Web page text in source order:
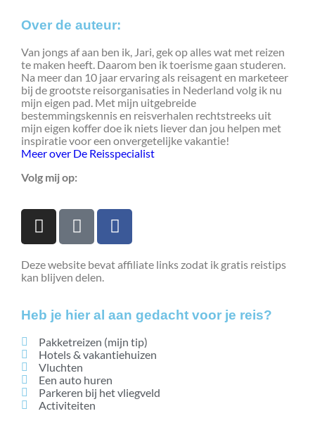
Over de auteur:
Van jongs af aan ben ik, Jari, gek op alles wat met reizen
te maken heeft. Daarom ben ik toerisme gaan studeren.
Na meer dan 10 jaar ervaring als reisagent en marketeer
bij de grootste reisorganisaties in Nederland volg ik nu
mijn eigen pad. Met mijn uitgebreide
bestemmingskennis en reisverhalen rechtstreeks uit
mijn eigen koffer doe ik niets liever dan jou helpen met
inspiratie voor een onvergetelijke vakantie!
Meer over De Reisspecialist
Volg mij op:
Deze website bevat affiliate links zodat ik gratis reistips
kan blijven delen.
Heb je hier al aan gedacht voor je reis?
Pakketreizen (mijn tip)
Hotels & vakantiehuizen
Vluchten
Een auto huren
Parkeren bij het vliegveld
Activiteiten